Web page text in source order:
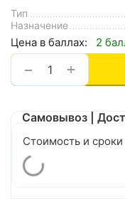
Тип
Назначение
Цена в баллах: 2
+
−
Самовывоз |
Стоимость и сроки